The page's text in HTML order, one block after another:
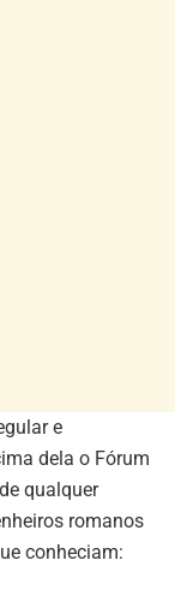
e
dela o Fórum
qualquer
romanos
conheciam: